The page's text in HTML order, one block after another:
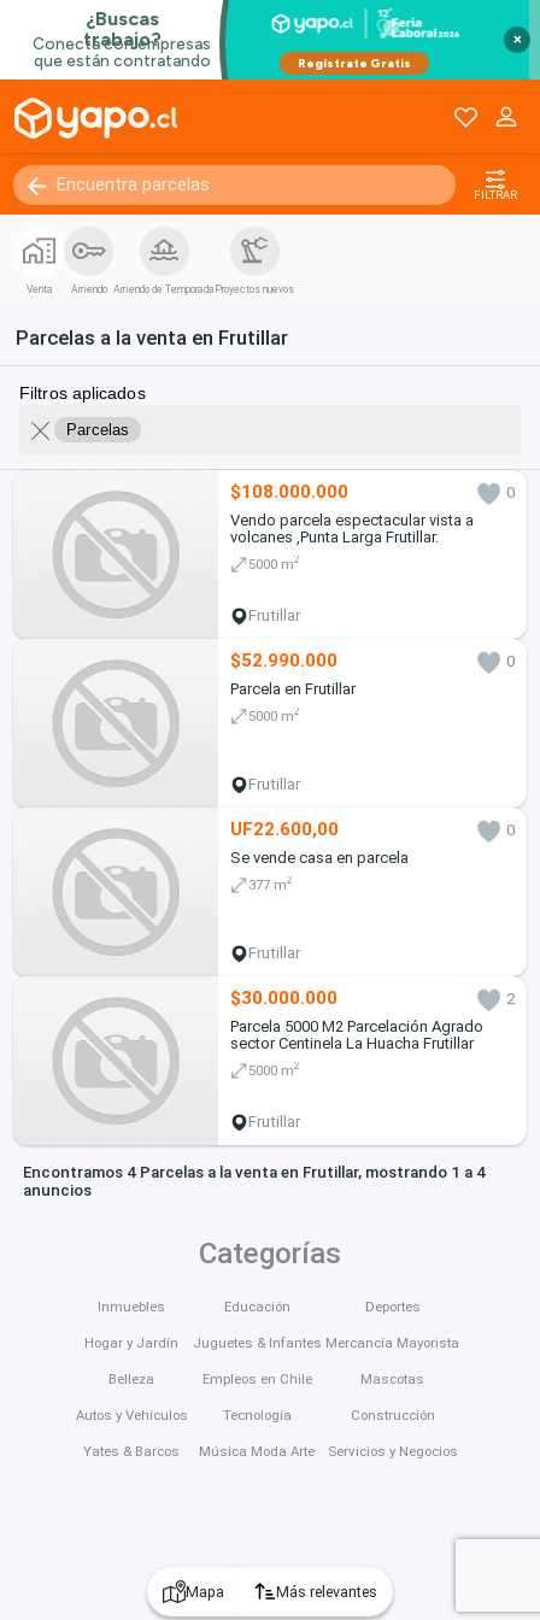
×
FILTRAR
Venta Arriendo Arriendo de Temporada Proyectos nuevos
Parcelas a la venta en Frutillar
Filtros aplicados
Parcelas
Mapa Más relevantes
$108.000.000
0
Vendo parcela espectacular vista a
volcanes ,Punta Larga Frutillar.
5000 m2
Frutillar
$52.990.000
0
Parcela en Frutillar
5000 m2
Frutillar
UF22.600,00
0
Se vende casa en parcela
377 m2
Frutillar
$30.000.000
2
Parcela 5000 M2 Parcelación Agrado
sector Centinela La Huacha Frutillar
5000 m2
Frutillar
Encontramos 4 Parcelas a la venta en Frutillar, mostrando 1 a 4
anuncios
Categorías
Inmuebles
Hogar y Jardín
Belleza
Autos y Vehículos
Yates & Barcos
Educación
Juguetes & Infantes
Empleos en Chile
Tecnología
Música Moda Arte
Deportes
Mercancía Mayorista
Mascotas
Construcción
Servicios y Negocios